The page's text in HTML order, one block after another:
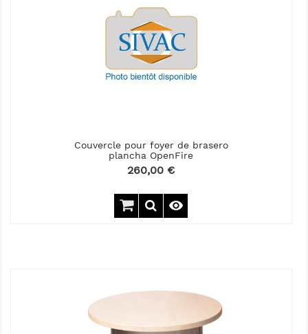
Couvercle pour foyer de brasero
plancha OpenFire
Prix
260,00 €
